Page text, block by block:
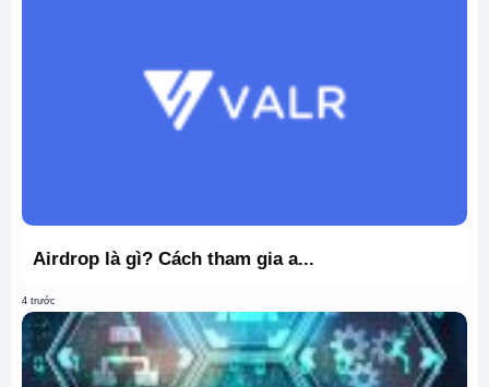
Airdrop là gì? Cách tham gia a...
4 trước